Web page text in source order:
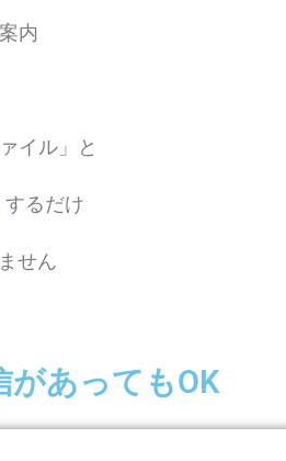
内
イル」と
するだけ
せん
があってもOK